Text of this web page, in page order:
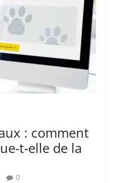
: comment
t-elle de la
0